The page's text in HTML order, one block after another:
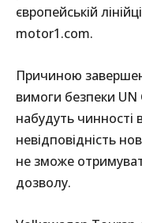
європейській
motor1.com.
Причиною
вимоги безпеки UN
набудуть чинності
невідповідність
не зможе
дозволу.